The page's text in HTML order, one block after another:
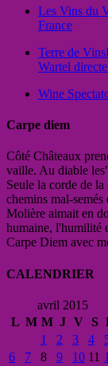
Les Vins du
France
Terre de Vins
Wartel
Wine
Carpe diem
Côté Châteaux
vaille. Au diable
Seule la corde de
chemins mal-
Molière aimait en
humaine, l'humilité
Carpe Diem avec
CALENDRIER
avril 2015
L M M J V S
1
2 3 4
6
7 8 9 10 11